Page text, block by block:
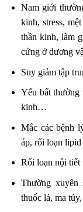
Nam giới
kinh, stress,
thần kinh, làm
cứng ở dương
Suy giảm tập
Yếu bất thường
kinh…
Mắc các bệnh
áp, rối loạn lipid
Rối loạn nội tiết
Thường
thuốc lá, ma